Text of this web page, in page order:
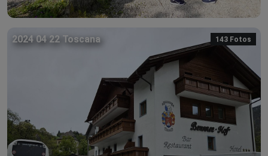
2024 04 22 Toscana 143 Fotos